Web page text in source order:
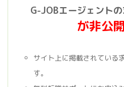
G-JOBエージェントの
が非公
サイト上に掲載されている
す。